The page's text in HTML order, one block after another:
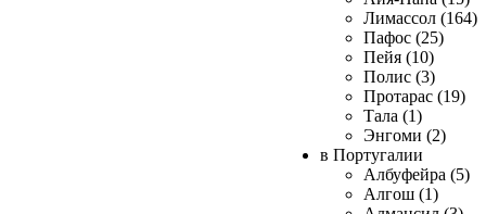
Лимассол (164)
Пафос (25)
Пейя (10)
Полис (3)
Протарас (19)
Тала (1)
Энгоми (2)
в Португалии
Албуфейра (5)
Алгош (1)